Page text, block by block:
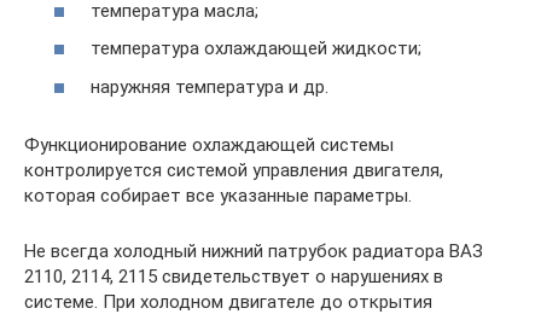
температура масла;
температура охлаждающей жидкости;
наружняя температура и др.
Функционирование охлаждающей системы
контролируется системой управления двигателя,
которая собирает все указанные параметры.
Не всегда холодный нижний патрубок радиатора ВАЗ
2110, 2114, 2115 свидетельствует о нарушениях в
системе. При холодном двигателе до открытия